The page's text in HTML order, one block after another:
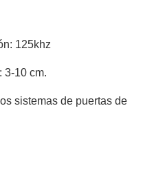
125khz
3-10 cm.
sistemas de puertas de